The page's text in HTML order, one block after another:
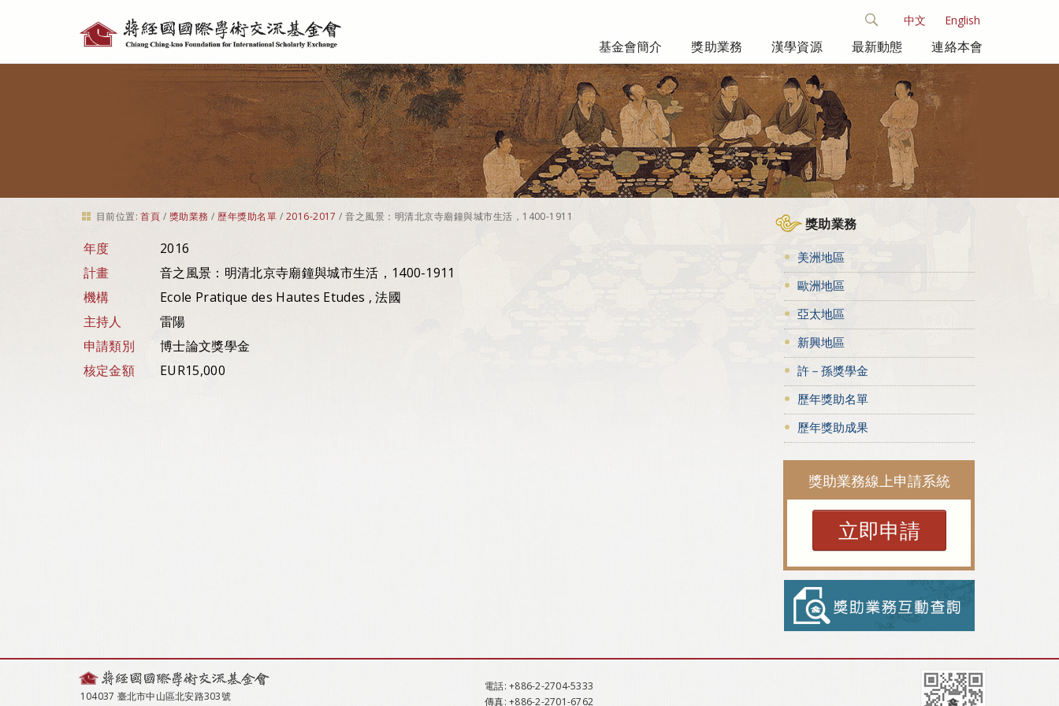
具
中文 English
基金會簡介 獎助業務 漢學資源 最新動態 連絡本會
目前位置: 首頁 / 獎助業務 / 歷年獎助名單 / 2016-2017 /音之風景：明清北京寺廟鐘與城市生活，1400-1911
年度
2016
計畫
音之風景：明清北京寺廟鐘與城市生活，1400-1911
機構
Ecole Pratique des Hautes Etudes , 法國
主持人
雷陽
申請類別
博士論文獎學金
核定金額
EUR15,000
獎助業務
美洲地區
歐洲地區
亞太地區
新興地區
許－孫獎學金
歷年獎助名單
歷年獎助成果
獎助業務線上申請系統
立即申請
104037 臺北市中山區北安路303號
電話: +886-2-2704-5333
傳真: +886-2-2701-6762